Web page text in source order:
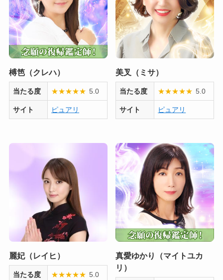
榑笆（クレハ）
当たる度 ★★★★★ 5.0
サイト ピュアリ
美叉（ミサ）
当たる度 ★★★★★ 5.0
サイト ピュアリ
麗妃（レイヒ）
当たる度 ★★★★★ 5.0
真愛ゆかり（マイトユカ
リ）